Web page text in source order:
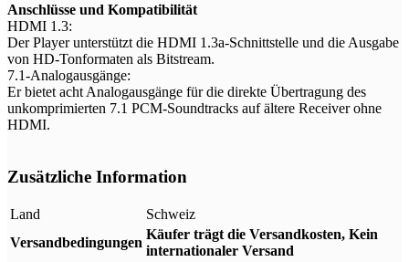
Anschlüsse und Kompatibilität
HDMI 1.3:
Der Player unterstützt die HDMI 1.3a-Schnittstelle und die Ausgabe
von HD-Tonformaten als Bitstream.
7.1-Analogausgänge:
Er bietet acht Analogausgänge für die direkte Übertragung des
unkomprimierten 7.1 PCM-Soundtracks auf ältere Receiver ohne
HDMI.
Zusätzliche Information
Land
Schweiz
Versandbedingungen
Käufer trägt die Versandkosten, Kein
internationaler Versand